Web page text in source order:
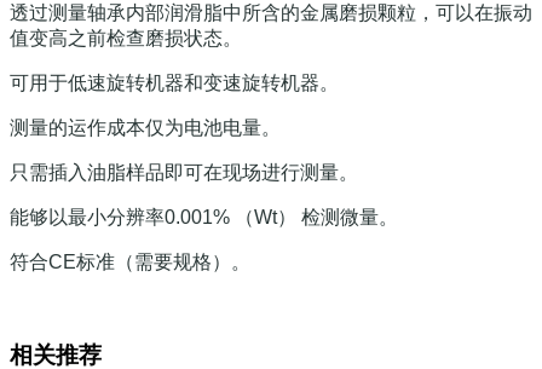
透过测量轴承内部润滑脂中所含的金属磨损颗粒，可以在振动
值变高之前检查磨损状态。
可用于低速旋转机器和变速旋转机器。
测量的运作成本仅为电池电量。
只需插入油脂样品即可在现场进行测量。
能够以最小分辨率0.001% （Wt） 检测微量。
符合CE标准（需要规格）。
相关推荐